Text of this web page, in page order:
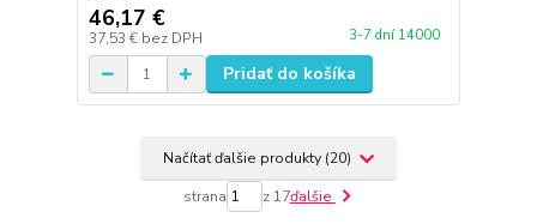
46,17 €
37,53 € bez DPH 3-7 dní 14000
Pridať do košíka
Načítať ďalšie produkty (20)
strana z 17ďalšie